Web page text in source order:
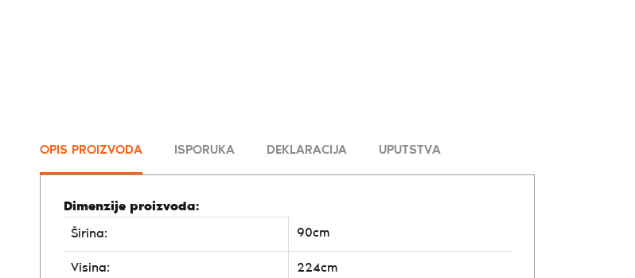
OPIS PROIZVODA ISPORUKA DEKLARACIJA UPUTSTVA
Dimenzije proizvoda:
Širina:
90cm
Visina: 224cm